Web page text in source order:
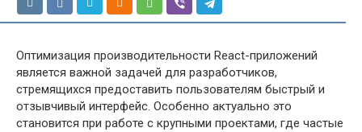
Оптимизация производительности React-приложений
является важной задачей для разработчиков,
стремящихся предоставить пользователям быстрый и
отзывчивый интерфейс. Особенно актуально это
становится при работе с крупными проектами, где частые